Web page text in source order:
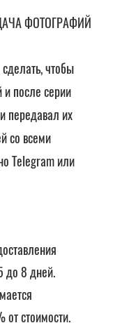
ФОТОГРАФИЙ
чтобы
и после серии
передавал их
со всеми
Тelegram или
до 8 дней.
от стоимости.